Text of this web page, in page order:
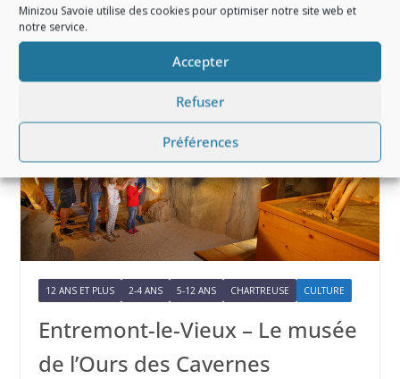
Minizou Savoie utilise des cookies pour optimiser notre site web et
notre service.
Accepter
Refuser
Préférences
Read More
12 ANS ET PLUS 2-4 ANS 5-12 ANS CHARTREUSE CULTURE
Entremont-le-Vieux – Le musée
de l’Ours des Cavernes